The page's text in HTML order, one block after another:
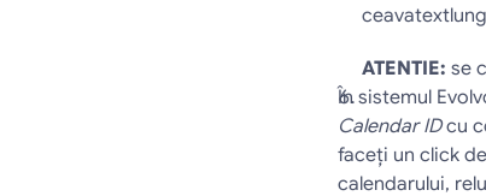
ATENTIE: se
În sistemul
Calendar ID cu
faceţi un click
calendarului,